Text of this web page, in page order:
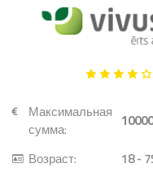
Максимальная
сумма:
Возраст: 18 -